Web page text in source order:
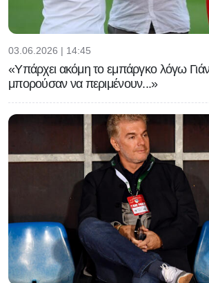
03.06.2026 | 14:45
«Υπάρχει ακόμη το εμπάργκο λόγω
μπορούσαν να περιμένουν...»